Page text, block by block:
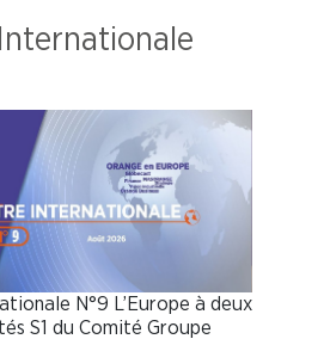
N°9 L’Europe à deux
S1 du Comité Groupe